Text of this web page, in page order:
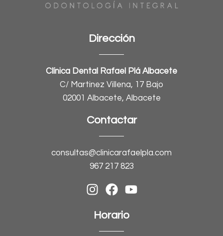
Dirección
Clínica Dental Rafael Plá Albacete
C/ Martinez Villena, 17 Bajo
02001 Albacete, Albacete
Contactar
consultas@clinicarafaelpla.com
967 217 823
Horario